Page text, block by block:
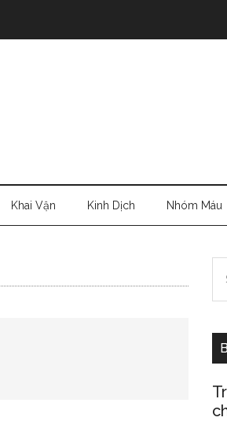
Khai Vận Kinh Dịch Nhóm Máu